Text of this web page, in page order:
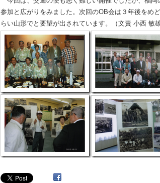
参加と広がりをみました。次回のOB会は３年後をめ
らい山形でと要望が出されています。（文責 小西 敏雄